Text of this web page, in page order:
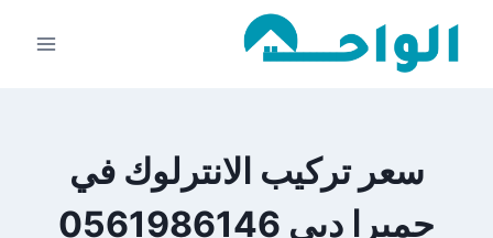
سعر تركيب الانترلوك في
جميرا دبي 0561986146